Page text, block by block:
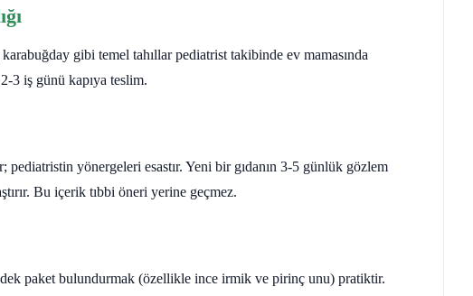
gibi temel tahıllar pediatrist takibinde ev mamasında
3 iş günü kapıya teslim.
pediatristin yönergeleri esastır. Yeni bir gıdanın 3-5 günlük gözlem
Bu içerik tıbbi öneri yerine geçmez.
paket bulundurmak (özellikle ince irmik ve pirinç unu) pratiktir.